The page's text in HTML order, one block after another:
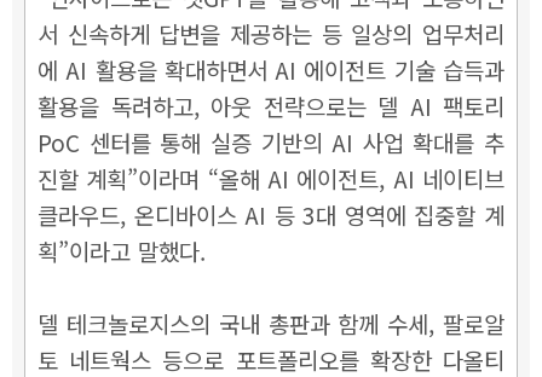
서 신속하게 답변을 제공하는 등 일상의 업무처리
에 AI 활용을 확대하면서 AI 에이전트 기술 습득과
활용을 독려하고, 아웃 전략으로는 델 AI 팩토리
PoC 센터를 통해 실증 기반의 AI 사업 확대를 추
진할 계획”이라며 “올해 AI 에이전트, AI 네이티브
클라우드, 온디바이스 AI 등 3대 영역에 집중할 계
획”이라고 말했다.
델 테크놀로지스의 국내 총판과 함께 수세, 팔로알
토 네트웍스 등으로 포트폴리오를 확장한 다올티